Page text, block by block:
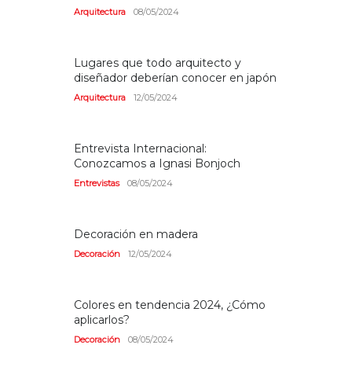
Arquitectura 08/05/2024
Lugares que todo arquitecto y
diseñador deberían conocer en japón
Arquitectura 12/05/2024
Entrevista Internacional:
Conozcamos a Ignasi Bonjoch
Entrevistas 08/05/2024
Decoración en madera
Decoración 12/05/2024
Colores en tendencia 2024, ¿Cómo
aplicarlos?
Decoración 08/05/2024